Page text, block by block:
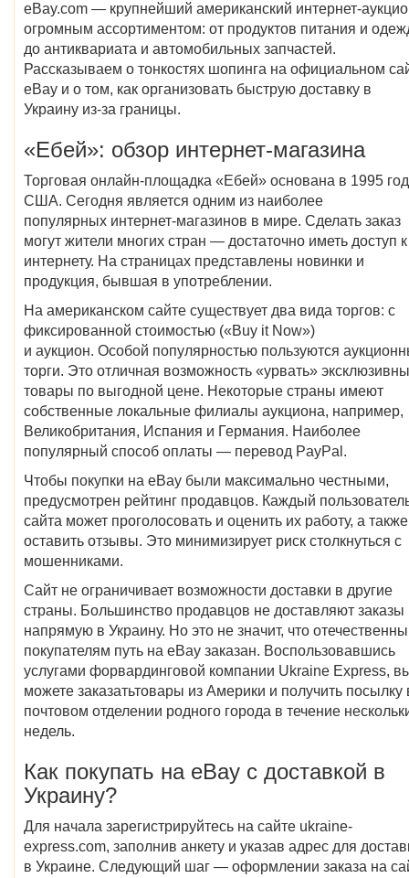
eBay.com — крупнейший американский интернет-
огромным ассортиментом: от продуктов питания и
до антиквариата и автомобильных запчастей.
Рассказываем о тонкостях шопинга на официальном
eBay и о том, как организовать быструю доставку в
Украину из-за границы.
«Ебей»: обзор интернет-магазина
Торговая онлайн-площадка «Ебей» основана в 1995
США. Сегодня является одним из наиболее
популярных интернет-магазинов в мире. Сделать заказ
могут жители многих стран — достаточно иметь доступ к
интернету. На страницах представлены новинки и
продукция, бывшая в употреблении.
На американском сайте существует два вида торгов: с
фиксированной стоимостью («Buy it Now»)
и аукцион. Особой популярностью пользуются
торги. Это отличная возможность «урвать»
товары по выгодной цене. Некоторые страны имеют
собственные локальные филиалы аукциона, например,
Великобритания, Испания и Германия. Наиболее
популярный способ оплаты — перевод PayPal.
Чтобы покупки на eBay были максимально честными,
предусмотрен рейтинг продавцов. Каждый
сайта может проголосовать и оценить их работу, а также
оставить отзывы. Это минимизирует риск столкнуться с
мошенниками.
Сайт не ограничивает возможности доставки в другие
страны. Большинство продавцов не доставляют заказы
напрямую в Украину. Но это не значит, что
покупателям путь на eBay заказан. Воспользовавшись
услугами форвардинговой компании Ukraine Express,
можете заказатьтовары из Америки и получить посылку
почтовом отделении родного города в течение
недель.
Как покупать на eBay с доставкой в
Украину?
Для начала зарегистрируйтесь на сайте ukraine-
express.com, заполнив анкету и указав адрес для
в Украине. Следующий шаг — оформлении заказа на